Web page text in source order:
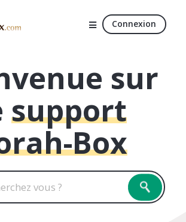
Connexion
sur
support
Box